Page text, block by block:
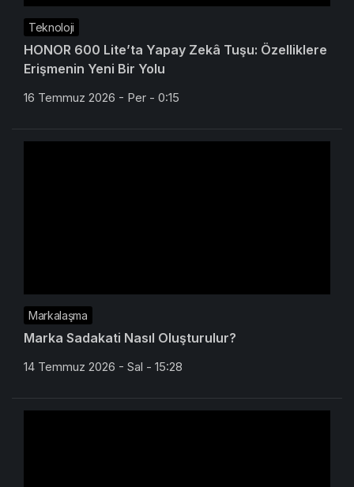
Teknoloji
HONOR 600 Lite’ta Yapay Zekâ Tuşu: Özelliklere
Erişmenin Yeni Bir Yolu
16 Temmuz 2026 - Per - 0:15
Markalaşma
Marka Sadakati Nasıl Oluşturulur?
14 Temmuz 2026 - Sal - 15:28